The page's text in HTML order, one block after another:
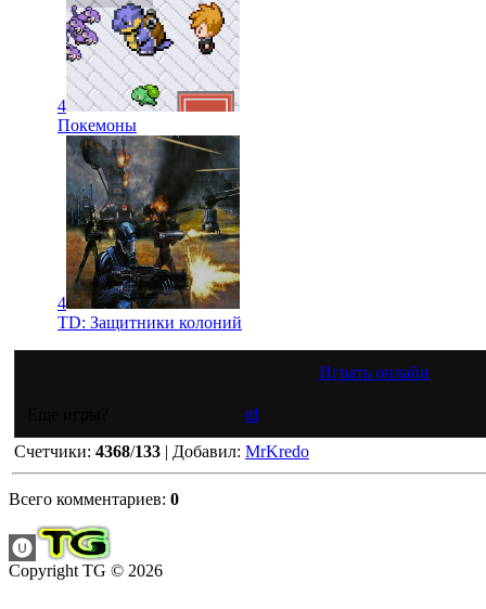
4
Покемоны
4
TD: Защитники колоний
Играть онлайн
td
Счетчики: 4368/133 | Добавил: MrKredo
Всего комментариев: 0
Copyright TG © 2026